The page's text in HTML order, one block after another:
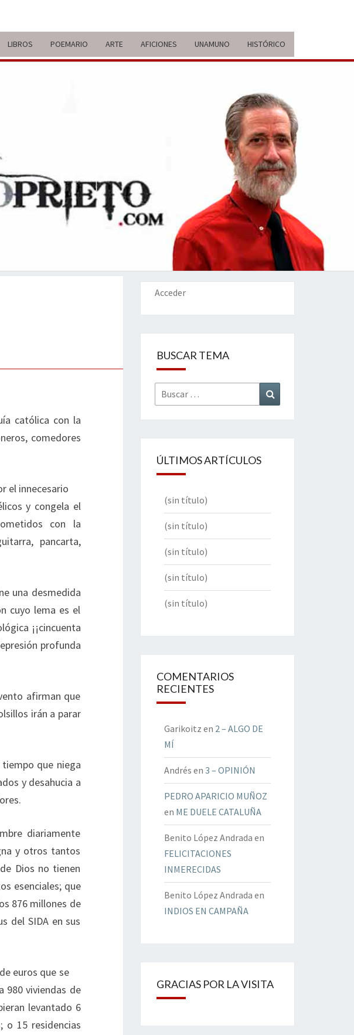
LIBROS POEMARIO ARTE AFICIONES UNAMUNO HISTÓRICO
DE VIDA Y
Y
católica con la
comedores
el innecesario
y congela el
con la
pancarta,
una desmedida
cuyo lema es el
¡¡cincuenta
profunda
afirman que
irán a parar
que niega
y desahucia a
diariamente
y otros tantos
Dios no tienen
esenciales; que
876 millones de
del SIDA en sus
euros que se
980 viviendas de
levantado 6
o 15 residencias
Acceder
BUSCAR TEMA
Buscar
por:
ÚLTIMOS ARTÍCULOS
(sin título)
(sin título)
(sin título)
(sin título)
(sin título)
COMENTARIOS
RECIENTES
Garikoitz en 2 – ALGO DE
MÍ
Andrés en 3 – OPINIÓN
PEDRO APARICIO MUÑOZ
en ME DUELE CATALUÑA
Benito López Andrada en
FELICITACIONES
INMERECIDAS
Benito López Andrada en
INDIOS EN CAMPAÑA
GRACIAS POR LA VISITA